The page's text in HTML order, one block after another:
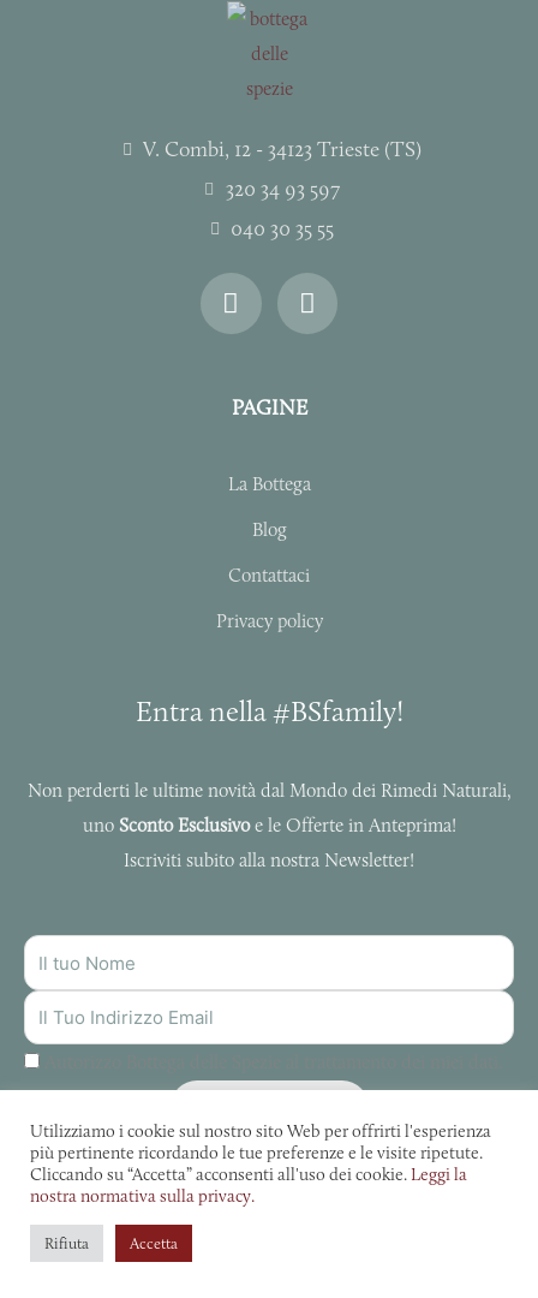
V. Combi, 12 - 34123 Trieste (TS)
320 34 93 597
040 30 35 55
I
n
s
a
g
a
F
a
c
b
o
k
PAGINE
La Bottega
Blog
Contattaci
Privacy policy
Entra nella #BSfamily!
Non perderti le ultime novità dal Mondo dei Rimedi Naturali,
uno Sconto Esclusivoe le Offerte in Anteprima!
Iscriviti subito alla nostra Newsletter!
NOME
INDIRIZZO
MAIL
La Bottega Delle Spezie © 2022. Tutti diritti riservati. | P. IVA: 01032900324
Utilizziamo i cookie sul nostro sito Web per offrirti l'esperienza
più pertinente ricordando le tue preferenze e le visite ripetute.
Cliccando su “Accetta” acconsenti all'uso dei cookie.Leggi la
nostra normativa sulla privacy.
Rifiuta Accetta